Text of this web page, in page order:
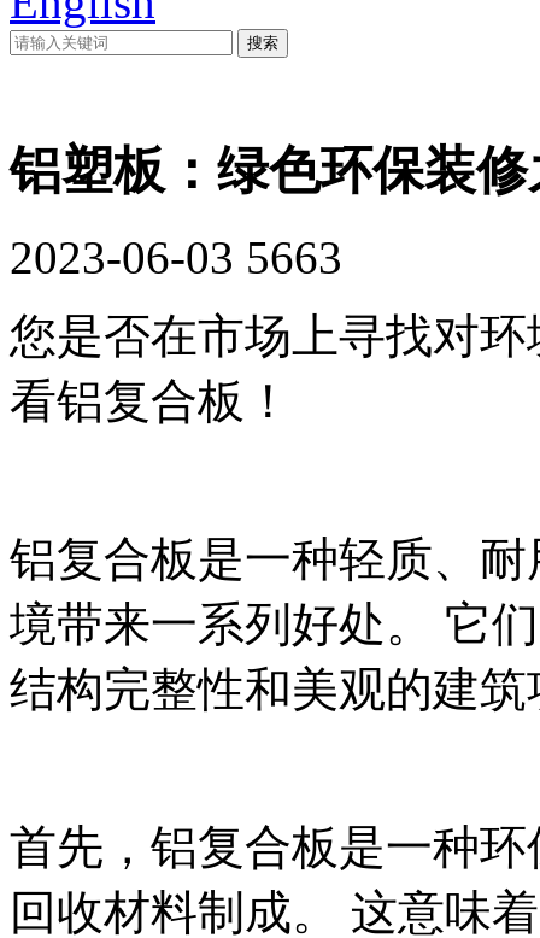
铝塑板：绿色环保装
2023-06-03 5663
您是否在市场上寻找对
看铝复合板！
铝复合板是一种轻质、
境带来一系列好处。 它
结构完整性和美观的建
首先，铝复合板是一种
回收材料制成。 这意味